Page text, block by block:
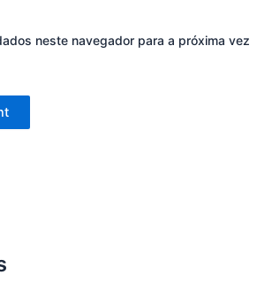
neste navegador para a próxima vez